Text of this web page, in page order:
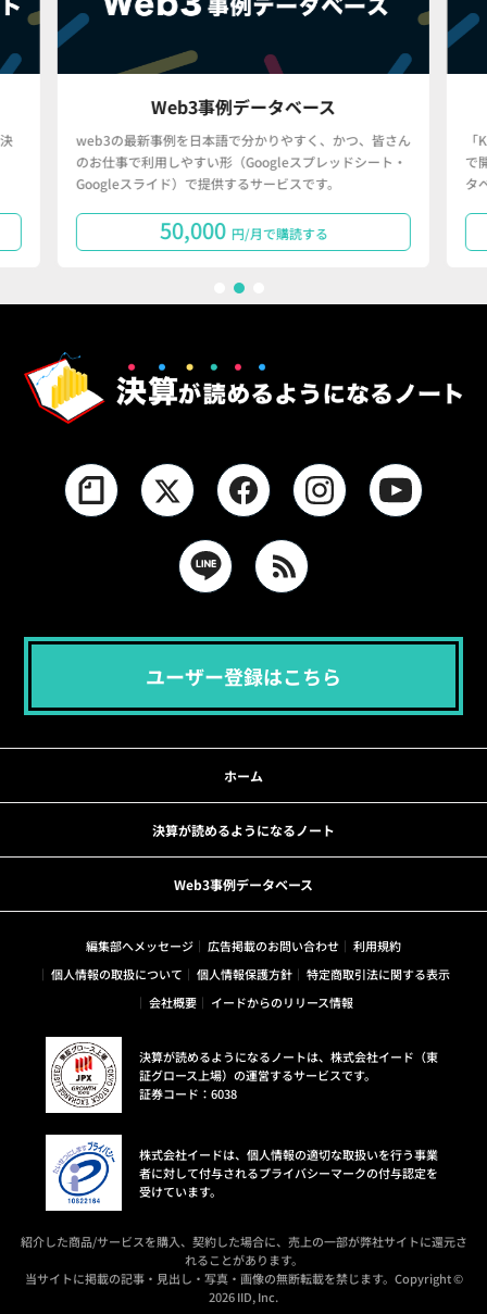
Web3事例データベース
web3の最新事例を日本語で分かりやすく、かつ、皆さん
のお仕事で利用しやすい形（Googleスプレッドシート・
Googleスライド）で提供するサービスです。
50,000 円/月で購読する
で
タ
ユーザー登録はこちら
ホーム
決算が読めるようになるノート
Web3事例データベース
編集部へメッセージ 広告掲載のお問い合わせ
利用規約
個人情報の取扱について
個人情報保護方針
特定商取引法に関する表示
会社概要
イードからのリリース情報
決算が読めるようになるノートは、株式会社イード（東
証グロース上場）の運営するサービスです。
証券コード：6038
株式会社イードは、個人情報の適切な取扱いを行う事業
者に対して付与されるプライバシーマークの付与認定を
受けています。
紹介した商品/サービスを購入、契約した場合に、売上の一部が弊社サイトに還元さ
れることがあります。
当サイトに掲載の記事・見出し・写真・画像の無断転載を禁じます。Copyright ©
2026 IID, Inc.